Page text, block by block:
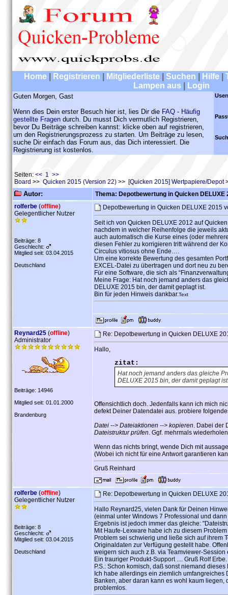
Home Registrieren Mitgliederliste Suchen Hilfe
Lampen aus
Login
Guten Morgen, Gast
Wenn dies Dein erster Besuch hier ist, lies Dir die FAQ - Häufig
gestellte Fragen durch. Du musst Dich vermutlich Registrieren,
bevor Du Beiträge schreiben kannst: klicke oben auf registrieren,
um den Registrierungsprozess zu starten. Um Beiträge zu lesen,
suche Dir einfach das Forum aus, das Dich interessiert. Die
Registrierung ist kostenlos.
Seiten: << 1 >>
Board >> Quicken 2015 (Version 22) >> [Quicken 2015] Wertpapiere/Depot
Autor:
Thema: Depotbewertung in Quicken DELUXE
rolferbe (offline)
Gelegentlicher Nutzer
Beiträge: 8
Geschlecht:
Mitglied seit: 03.04.2015
Deutschland
Depotbewertung in Quicken DELUXE 2015
Seit ich von Quicken DELUXE 2012 auf
nachdem in welcher Reihenfolge die jeweils
auch automatisch die Kurse eines (oder
diesen Fehler zu korrigieren tritt während der
Circulus vitiosus ohne Ende….
Um eine korrekte Bewertung des gesamten
EXCEL-Datei zu übertragen und dort neu zu
Für eine Software, die sich als
Meine Frage: Hat noch jemand anders das
DELUXE 2015 bin, der damit geplagt ist.
Bin für jeden Hinweis dankbar.Text
Reynard25 (offline)
Administrator
Beiträge: 14946
Mitglied seit: 01.01.2000
Brandenburg
Re: Depotbewertung in Quicken DELUXE
Hallo,
zitat:
Hat noch jemand anders das gleiche
DELUXE 2015 bin, der damit geplagt
Offensichtlich doch. Jedenfalls kann ich mich
defekt Deiner Datendatei aus. probiere
Datei --> Dateiaktionen --> kopieren. Dabei der
Dateistruktur prüfen. Ggf. mehrmals
Wenn das nichts bringt, wende Dich mit
(Wobei ich nicht für eine Antwort garantieren
Gruß Reinhard
rolferbe (offline)
Gelegentlicher Nutzer
Beiträge: 8
Geschlecht:
Mitglied seit: 03.04.2015
Deutschland
Re: Depotbewertung in Quicken DELUXE
Hallo Reynard25, vielen Dank für Deinen
(einmal unter Windows 7 Professional und
Ergebnis ist jedoch immer das gleiche:
Mit Haufe-Lexware habe ich zu diesem
Problem sei schwierig und ließe sich auf ihrem
Originaldaten zur Verfügung gestellt habe.
weigern sich auch z.B. via Teamviewer-
Ein trauriger Produkt-Support .... Gruß Rolf Erbe.
P.S.: Schon komisch, daß sonst niemand dieses
Ich habe allerdings ein ziemlich
Banken, aber daran kann es wohl kaum
problemlos.